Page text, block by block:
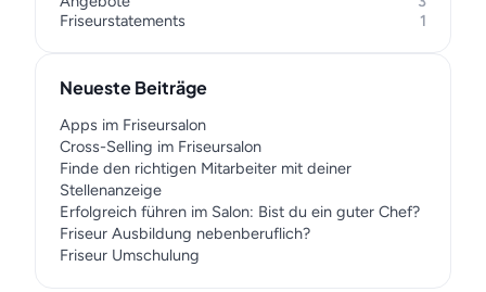
Friseurstatements
1
Neueste Beiträge
Apps im Friseursalon
Cross-Selling im Friseursalon
Finde den richtigen Mitarbeiter mit deiner
Stellenanzeige
Erfolgreich führen im Salon: Bist du ein guter Chef?
Friseur Ausbildung nebenberuflich?
Friseur Umschulung